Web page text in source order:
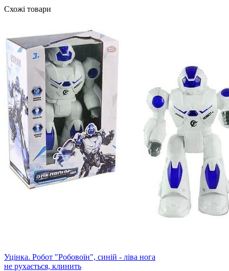
Схожі товари
Уцінка. Робот "Робовоїн", синій - ліва нога
не рухається, клинить